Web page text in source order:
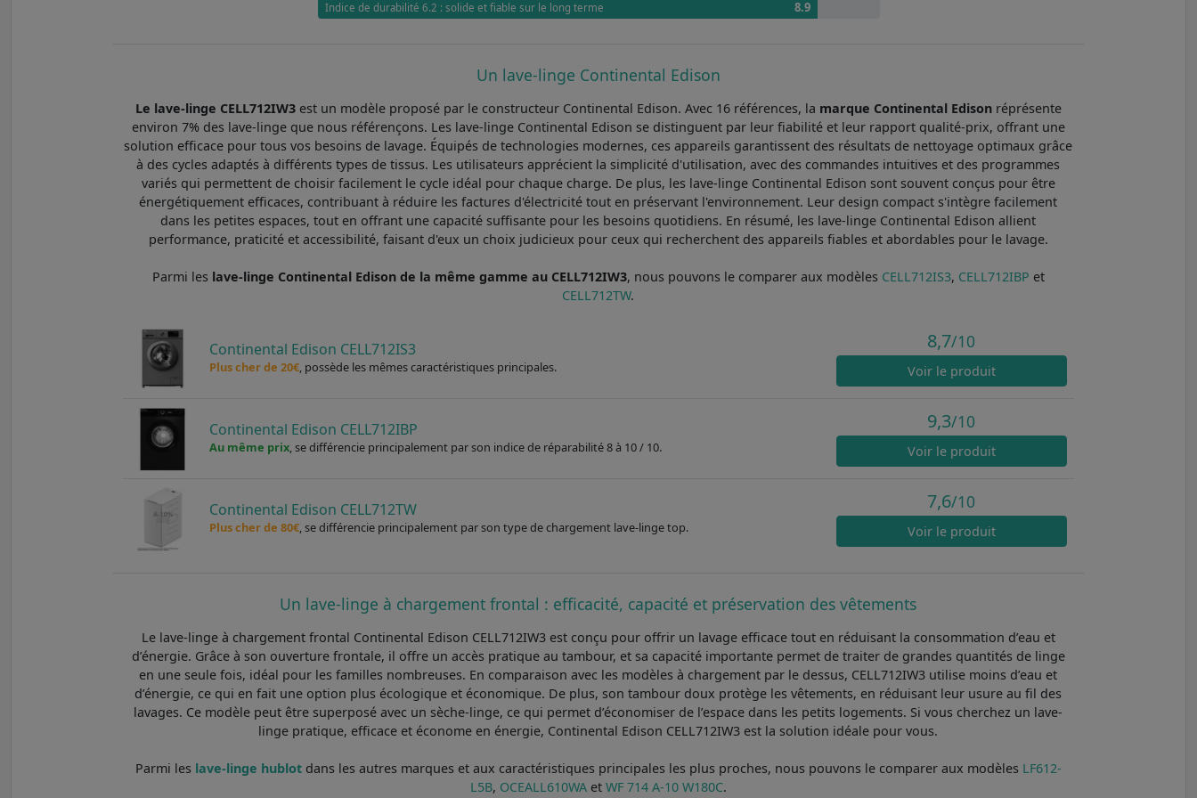
Indice de durabilité 6.2 : solide et fiable sur le long terme 8.9
Un lave-linge Continental Edison
Le lave-linge CELL712IW3est un modèle proposé par le constructeur Continental Edison. Avec 16 références, la marque Continental Edisonréprésente
environ 7% des lave-linge que nous référençons. Les lave-linge Continental Edison se distinguent par leur fiabilité et leur rapport qualité-prix, offrant une
solution efficace pour tous vos besoins de lavage. Équipés de technologies modernes, ces appareils garantissent des résultats de nettoyage optimaux grâce
à des cycles adaptés à différents types de tissus. Les utilisateurs apprécient la simplicité d'utilisation, avec des commandes intuitives et des programmes
variés qui permettent de choisir facilement le cycle idéal pour chaque charge. De plus, les lave-linge Continental Edison sont souvent conçus pour être
énergétiquement efficaces, contribuant à réduire les factures d'électricité tout en préservant l'environnement. Leur design compact s'intègre facilement
dans les petites espaces, tout en offrant une capacité suffisante pour les besoins quotidiens. En résumé, les lave-linge Continental Edison allient
performance, praticité et accessibilité, faisant d'eux un choix judicieux pour ceux qui recherchent des appareils fiables et abordables pour le lavage.
Parmi les lave-linge Continental Edison de la même gamme au CELL712IW3, nous pouvons le comparer aux modèles CELL712IS3, CELL712IBP et
CELL712TW.
Continental Edison CELL712IS3
Plus cher de 20€, possède les mêmes caractéristiques principales.
8,7/10
Voirle produit
Continental Edison CELL712IBP
Au même prix, se différencie principalement par son indice de réparabilité 8 à 10 / 10.
9,3/10
Voirle produit
Continental Edison CELL712TW
Plus cher de 80€, se différencie principalement par son type de chargement lave-linge top.
7,6/10
Voirle produit
Un lave-linge à chargement frontal : efficacité, capacité et préservation des vêtements
Le lave-linge à chargement frontal Continental Edison CELL712IW3 est conçu pour offrir un lavage efficace tout en réduisant la consommation d’eau et
d’énergie. Grâce à son ouverture frontale, il offre un accès pratique au tambour, et sa capacité importante permet de traiter de grandes quantités de linge
en une seule fois, idéal pour les familles nombreuses. En comparaison avec les modèles à chargement par le dessus, CELL712IW3 utilise moins d’eau et
d’énergie, ce qui en fait une option plus écologique et économique. De plus, son tambour doux protège les vêtements, en réduisant leur usure au fil des
lavages. Ce modèle peut être superposé avec un sèche-linge, ce qui permet d’économiser de l’espace dans les petits logements. Si vous cherchez un lave-
linge pratique, efficace et économe en énergie, Continental Edison CELL712IW3 est la solution idéale pour vous.
Parmi les lave-linge hublotdans les autres marques et aux caractéristiques principales les plus proches, nous pouvons le comparer aux modèles LF612-
L5B, OCEALL610WAet WF 714 A-10 W180C.